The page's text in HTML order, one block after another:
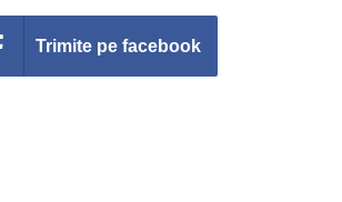
Conecteaza-te
Trimite pe facebook